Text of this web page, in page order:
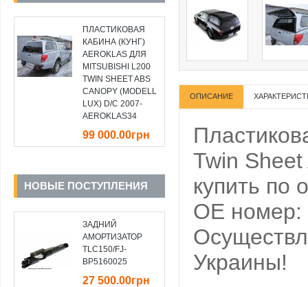
ПЛАСТИКОВАЯ
КАБИНА (КУНГ)
AEROKLAS ДЛЯ
MITSUBISHI L200
TWIN SHEET ABS
CANOPY (MODELL
LUX) D/C 2007-
AEROKLAS34
99 000.00грн
НОВЫЕ ПОСТУПЛЕНИЯ
ЗАДНИЙ
АМОРТИЗАТОР
TLC150/FJ-
BP5160025
27 500.00грн
ОПИСАНИЕ
Twin
купить по
OE номер:
Украины!